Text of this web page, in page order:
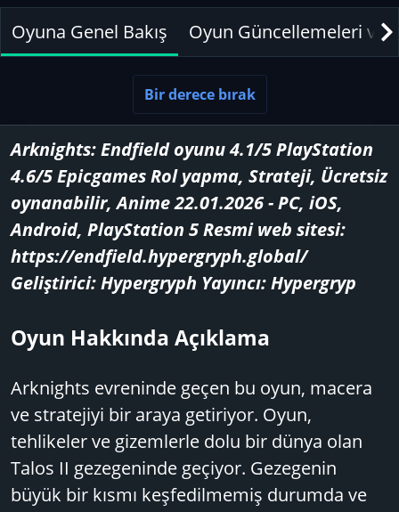
e
Oyuna Genel Bakış Oyun Güncellemeleri ve
Bir derece bırak
Arknights: Endfield oyunu 4.1/5 PlayStation
4.6/5 Epicgames Rol yapma, Strateji, Ücretsiz
oynanabilir, Anime 22.01.2026 - PC, iOS,
Android, PlayStation 5 Resmi web sitesi:
https://endfield.hypergryph.global/
Geliştirici: Hypergryph Yayıncı: Hypergryp
Oyun Hakkında Açıklama
Arknights evreninde geçen bu oyun, macera
ve stratejiyi bir araya getiriyor. Oyun,
tehlikeler ve gizemlerle dolu bir dünya olan
Talos II gezegeninde geçiyor. Gezegenin
büyük bir kısmı keşfedilmemiş durumda ve